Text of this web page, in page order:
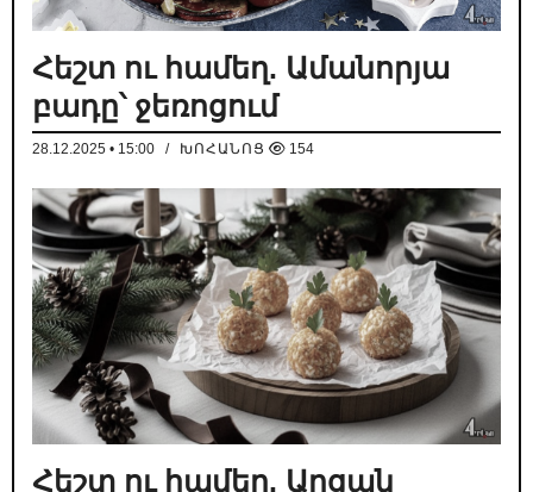
Հեշտ ու համեղ. Ամանորյա
բադը՝ ջեռոցում
28.12.2025 • 15:00 / ԽՈՀԱՆՈՑ 154
Հեշտ ու համեղ. Աղցան